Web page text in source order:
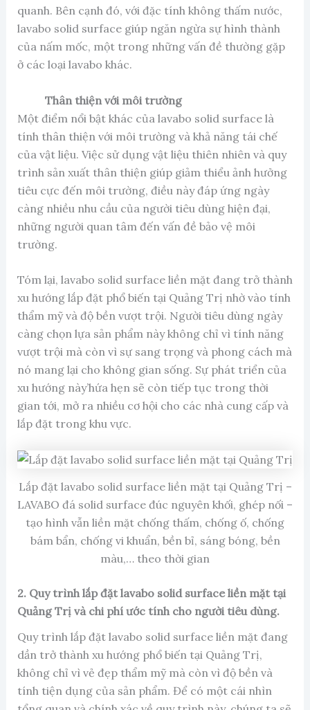
quanh. Bên cạnh đó, với đặc tính không thấm nước,
lavabo solid surface giúp ngăn ngừa sự hình thành
của nấm mốc, một trong những vấn đề thường gặp
ở các loại lavabo khác.
Thân thiện với môi trường
Một điểm nổi bật khác của lavabo solid surface là
tính thân thiện với môi trường và khả năng tái chế
của vật liệu. Việc sử dụng vật liệu thiên nhiên và quy
trình sản xuất thân thiện giúp giảm thiểu ảnh hưởng
tiêu cực đến môi trường, điều này đáp ứng ngày
càng nhiều nhu cầu của người tiêu dùng hiện đại,
những người quan tâm đến vấn đề bảo vệ môi
trường.
Tóm lại, lavabo solid surface liền mặt đang trở thành
xu hướng lắp đặt phổ biến tại Quảng Trị nhờ vào tính
thẩm mỹ và độ bền vượt trội. Người tiêu dùng ngày
càng chọn lựa sản phẩm này không chỉ vì tính năng
vượt trội mà còn vì sự sang trọng và phong cách mà
nó mang lại cho không gian sống. Sự phát triển của
xu hướng này’hứa hẹn sẽ còn tiếp tục trong thời
gian tới, mở ra nhiều cơ hội cho các nhà cung cấp và
lắp đặt trong khu vực.
Lắp đặt lavabo solid surface liền mặt tại Quảng Trị –
LAVABO đá solid surface đúc nguyên khối, ghép nối –
tạo hình vẫn liền mặt chống thấm, chống ố, chống
bám bẩn, chống vi khuẩn, bền bỉ, sáng bóng, bền
màu,… theo thời gian
2. Quy trình lắp đặt lavabo solid surface liền mặt tại
Quảng Trị và chi phí ước tính cho người tiêu dùng.
Quy trình lắp đặt lavabo solid surface liền mặt đang
dần trở thành xu hướng phổ biến tại Quảng Trị,
không chỉ vì vẻ đẹp thẩm mỹ mà còn vì độ bền và
tính tiện dụng của sản phẩm. Để có một cái nhìn